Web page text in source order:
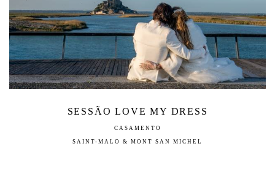
SESSÃO LOVE MY DRESS
CASAMENTO
SAINT-MALO & MONT SAN MICHEL